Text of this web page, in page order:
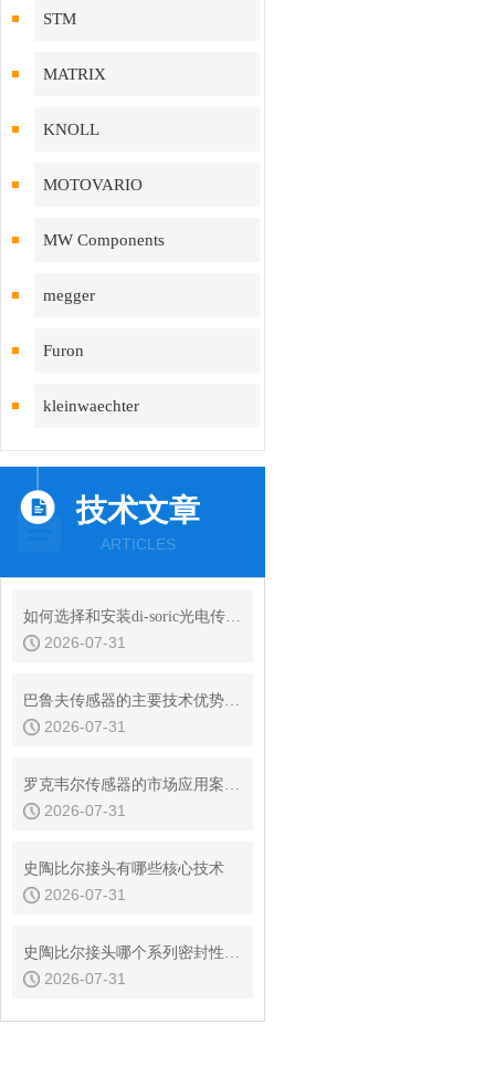
STM
MATRIX
KNOLL
MOTOVARIO
MW Components
megger
Furon
kleinwaechter
技术文章
ARTICLES
如何选择和安装di-soric光电传感器
2026-07-31
巴鲁夫传感器的主要技术优势是什么
2026-07-31
罗克韦尔传感器的市场应用案例有哪些
2026-07-31
史陶比尔接头有哪些核心技术
2026-07-31
史陶比尔接头哪个系列密封性能好
2026-07-31